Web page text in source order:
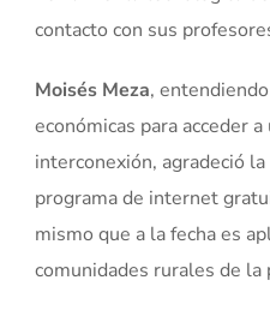
contacto con sus
Moisés Meza,
económicas para acceder
interconexión, agradeció
programa de internet
mismo que a la fecha es
comunidades rurales de la